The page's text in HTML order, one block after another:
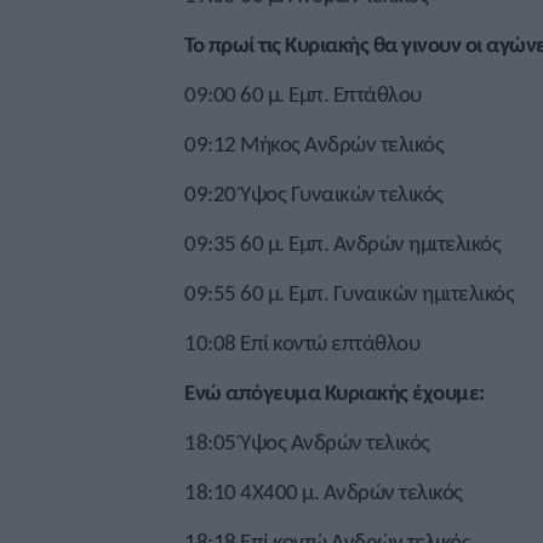
Το πρωί τις Κυριακής θα γινουν οι
09:00 60 μ. Εμπ. Επτάθλου
09:12 Μήκος Ανδρών τελικός
09:20 Ύψος Γυναικών τελικός
09:35 60 μ. Εμπ. Ανδρών ημιτελικός
09:55 60 μ. Εμπ. Γυναικών ημιτελικός
10:08 Επί κοντώ επτάθλου
Ενώ απόγευμα Κυριακής έχουμε:
18:05 Ύψος Ανδρών τελικός
18:10 4Χ400 μ. Ανδρών τελικός